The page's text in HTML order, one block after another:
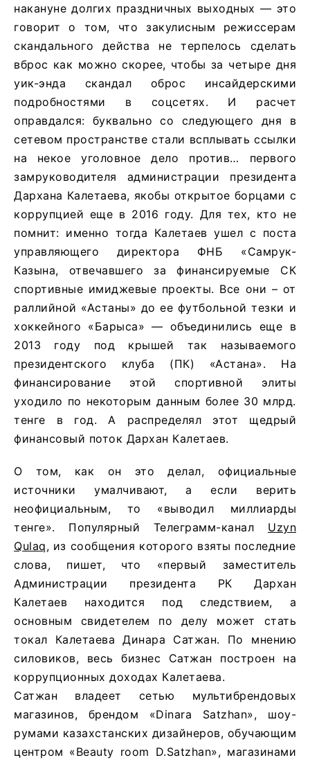
накануне долгих праздничных выходных — это
говорит о том, что закулисным режиссерам
скандального действа не терпелось сделать
вброс как можно скорее, чтобы за четыре дня
уик-энда скандал оброс инсайдерскими
подробностями в соцсетях. И расчет
оправдался: буквально со следующего дня в
сетевом пространстве стали всплывать ссылки
на некое уголовное дело против… первого
замруководителя администрации президента
Дархана Калетаева, якобы открытое борцами с
коррупцией еще в 2016 году. Для тех, кто не
помнит: именно тогда Калетаев ушел с поста
управляющего директора ФНБ «Самрук-
Казына, отвечавшего за финансируемые СК
спортивные имиджевые проекты. Все они – от
раллийной «Астаны» до ее футбольной тезки и
хоккейного «Барыса» — объединились еще в
2013 году под крышей так называемого
президентского клуба (ПК) «Астана». На
финансирование этой спортивной элиты
уходило по некоторым данным более 30 млрд.
тенге в год. А распределял этот щедрый
финансовый поток Дархан Калетаев.
О том, как он это делал, официальные
источники умалчивают, а если верить
неофициальным, то «выводил миллиарды
тенге». Популярный Телеграмм-канал Uzyn
Qulaq, из сообщения которого взяты последние
слова, пишет, что «первый заместитель
Администрации президента РК Дархан
Калетаев находится под следствием, а
основным свидетелем по делу может стать
токал Калетаева Динара Сатжан. По мнению
силовиков, весь бизнес Сатжан построен на
коррупционных доходах Калетаева.
Сатжан владеет сетью мультибрендовых
магазинов, брендом «Dinara Satzhan», шоу-
румами казахстанских дизайнеров, обучающим
центром «Beauty room D.Satzhan», магазинами